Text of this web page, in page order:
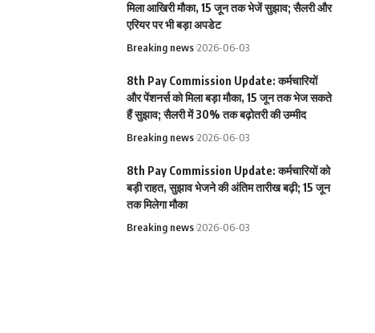
मिला आखिरी मौका, 15 जून तक भेजें सुझाव; सैलरी और
एरियर पर भी बड़ा अपडेट
Breaking news 2026-06-03
8th Pay Commission Update: कर्मचारियों
और पेंशनर्स को मिला बड़ा मौका, 15 जून तक भेज सकते
हैं सुझाव; सैलरी में 30% तक बढ़ोतरी की उम्मीद
Breaking news 2026-06-03
8th Pay Commission Update: कर्मचारियों को
बड़ी राहत, सुझाव भेजने की अंतिम तारीख बढ़ी; 15 जून
तक मिलेगा मौका
Breaking news 2026-06-03